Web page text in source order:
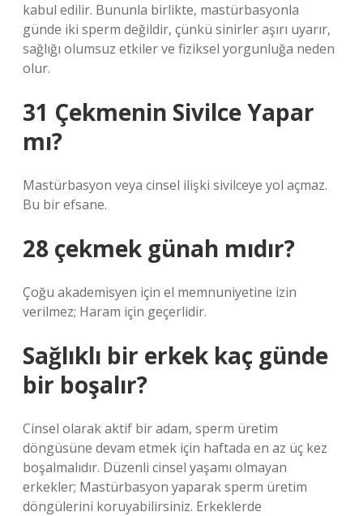
kabul edilir. Bununla birlikte, mastürbasyonla
günde iki sperm değildir, çünkü sinirler aşırı uyarır,
sağlığı olumsuz etkiler ve fiziksel yorgunluğa neden
olur.
31 Çekmenin Sivilce Yapar
mı?
Mastürbasyon veya cinsel ilişki sivilceye yol açmaz.
Bu bir efsane.
28 çekmek günah mıdır?
Çoğu akademisyen için el memnuniyetine izin
verilmez; Haram için geçerlidir.
Sağlıklı bir erkek kaç günde
bir boşalır?
Cinsel olarak aktif bir adam, sperm üretim
döngüsüne devam etmek için haftada en az üç kez
boşalmalıdır. Düzenli cinsel yaşamı olmayan
erkekler; Mastürbasyon yaparak sperm üretim
döngülerini koruyabilirsiniz. Erkeklerde